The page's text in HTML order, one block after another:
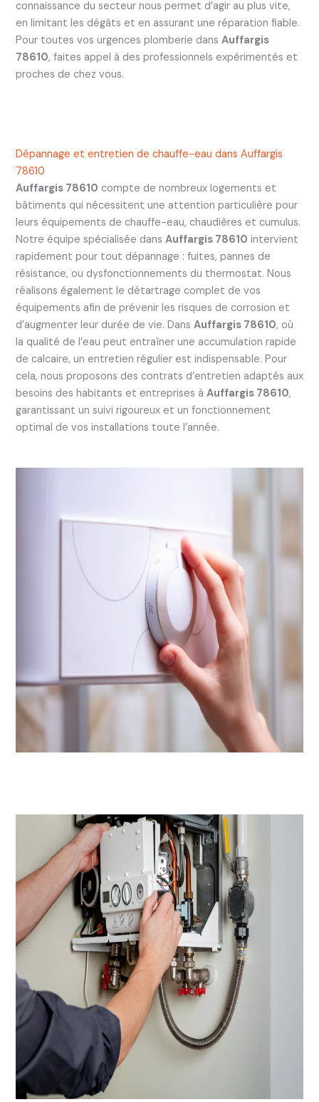
connaissance du secteur nous permet d’agir au plus vite,
en limitant les dégâts et en assurant une réparation fiable.
Pour toutes vos urgences plomberie dans Auffargis
78610, faites appel à des professionnels expérimentés et
proches de chez vous.
Dépannage et entretien de chauffe-eau dans Auffargis
78610
Auffargis 78610 compte de nombreux logements et
bâtiments qui nécessitent une attention particulière pour
leurs équipements de chauffe-eau, chaudières et cumulus.
Notre équipe spécialisée dans Auffargis 78610 intervient
rapidement pour tout dépannage : fuites, pannes de
résistance, ou dysfonctionnements du thermostat. Nous
réalisons également le détartrage complet de vos
équipements afin de prévenir les risques de corrosion et
d’augmenter leur durée de vie. Dans Auffargis 78610, où
la qualité de l’eau peut entraîner une accumulation rapide
de calcaire, un entretien régulier est indispensable. Pour
cela, nous proposons des contrats d’entretien adaptés aux
besoins des habitants et entreprises à Auffargis 78610,
garantissant un suivi rigoureux et un fonctionnement
optimal de vos installations toute l’année.